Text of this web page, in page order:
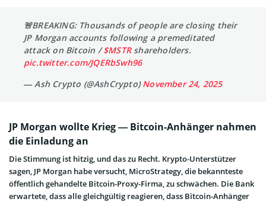
🚨BREAKING: Thousands of people are closing their
JP Morgan accounts following a premeditated
attack on Bitcoin /$MSTRshareholders.
pic.twitter.com/JQERbSwh96
— Ash Crypto (@AshCrypto)November 24, 2025
JP Morgan wollte Krieg — Bitcoin-Anhänger nahmen
die Einladung an
Die Stimmung ist hitzig, und das zu Recht. Krypto-Unterstützer
sagen, JP Morgan habe versucht, MicroStrategy, die bekannteste
öffentlich gehandelte Bitcoin-Proxy-Firma, zu schwächen. Die Bank
erwartete, dass alle gleichgültig reagieren, dass Bitcoin-Anhänger